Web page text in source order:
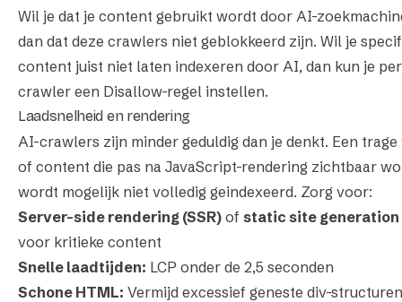
Wil je dat je content gebruikt wordt door AI-
dan dat deze crawlers niet geblokkeerd zijn. Wil je
content juist niet laten indexeren door AI, dan kun je per
crawler een Disallow-regel instellen.
Laadsnelheid en rendering
AI-crawlers zijn minder geduldig dan je denkt. Een trage
of content die pas na JavaScript-rendering zichtbaar
wordt mogelijk niet volledig geindexeerd. Zorg voor:
Server-side rendering (SSR) of static site generation
voor kritieke content
Snelle laadtijden: LCP onder de 2,5 seconden
Schone HTML: Vermijd excessief geneste div-